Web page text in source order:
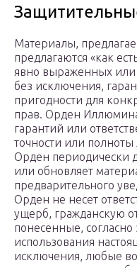
Материалы,
предлагаются «как
явно выраженных
без исключения,
пригодности для
прав. Орден
гарантий или
точности или
Орден периодически
или обновляет
предварительного
Орден не несет
ущерб, гражданскую
понесенные, согласно
использования
исключения, любые